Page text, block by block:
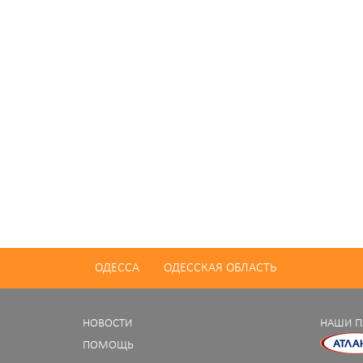
ОДЕССА ОДЕССКАЯ ОБЛАСТЬ
НОВОСТИ
ПОМОЩЬ
НАШИ